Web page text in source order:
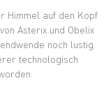
Himmel auf den Kopf
Asterix und Obelix
noch lustig
technologisch